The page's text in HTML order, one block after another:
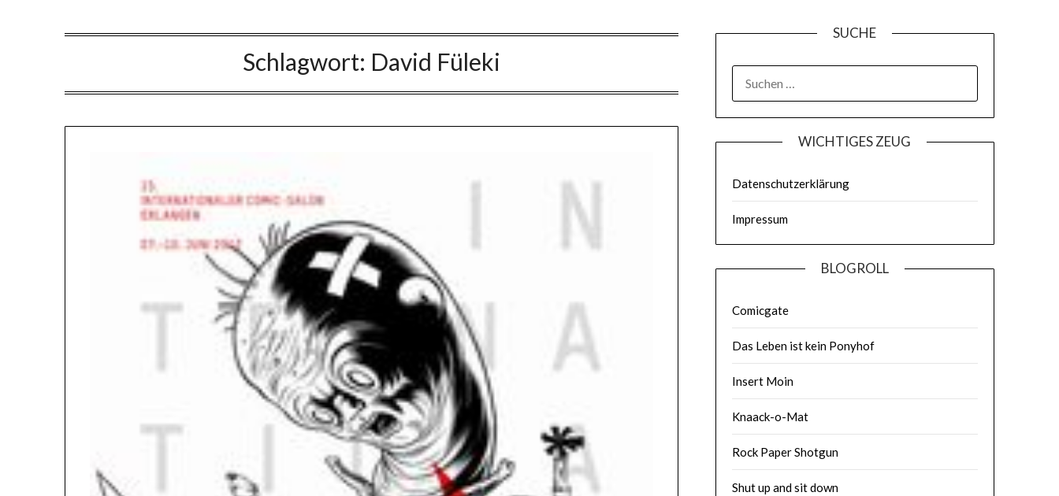
Schlagwort: David Füleki
SUCHE
WICHTIGES ZEUG
Datenschutzerklärung
Impressum
BLOGROLL
Comicgate
Das Leben ist kein Ponyhof
Insert Moin
Knaack-o-Mat
Rock Paper Shotgun
Shut up and sit down